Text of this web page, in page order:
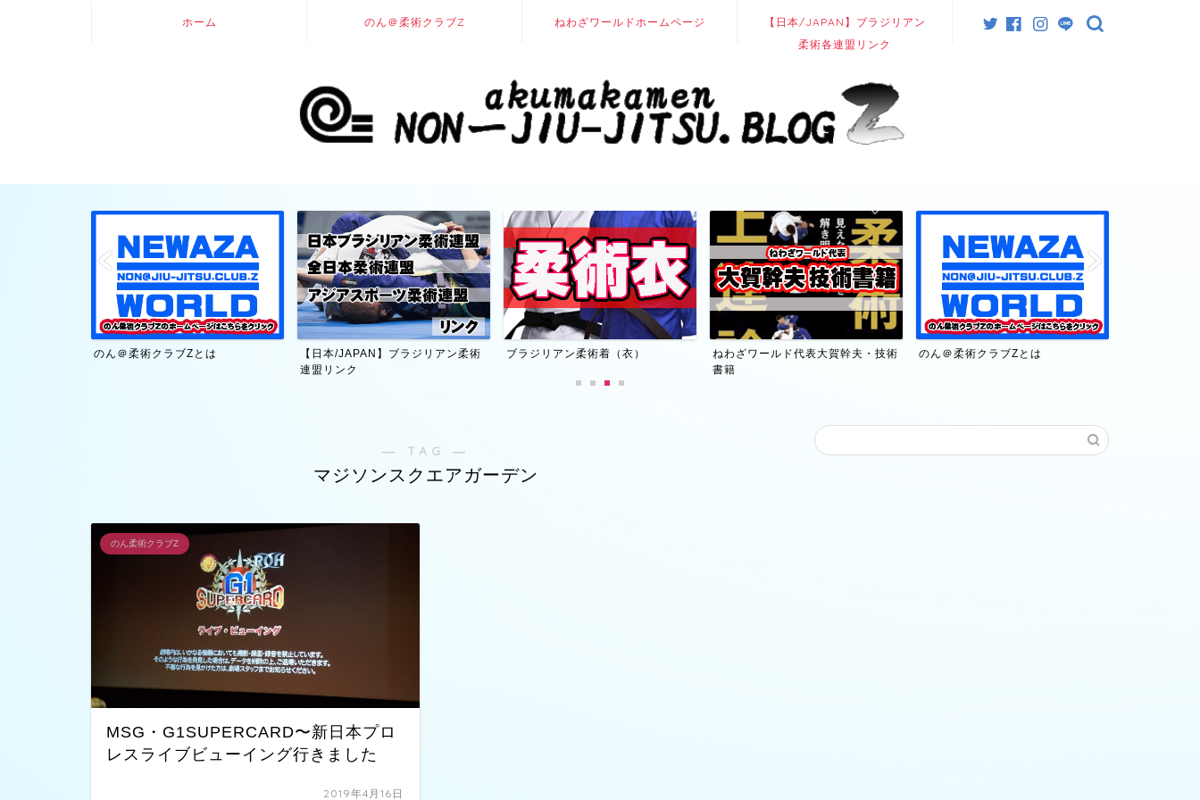
ホーム のん＠柔術クラブZ ねわざワールドホームページ
【日本/JAPAN】ブラジリアン
柔術各連盟リンク
のん＠柔術クラブZとは
【日本/JAPAN】ブラジリアン柔術
連盟リンク
ブラジリアン柔術着（衣）
ねわざワールド代表大賀幹夫・技術
書籍
のん＠柔術クラブZとは
― TAG ―
マジソンスクエアガーデン
のん柔術クラブZ
MSG・G1SUPERCARD〜新日本プロ
レスライブビューイング行きました
2019年4月16日